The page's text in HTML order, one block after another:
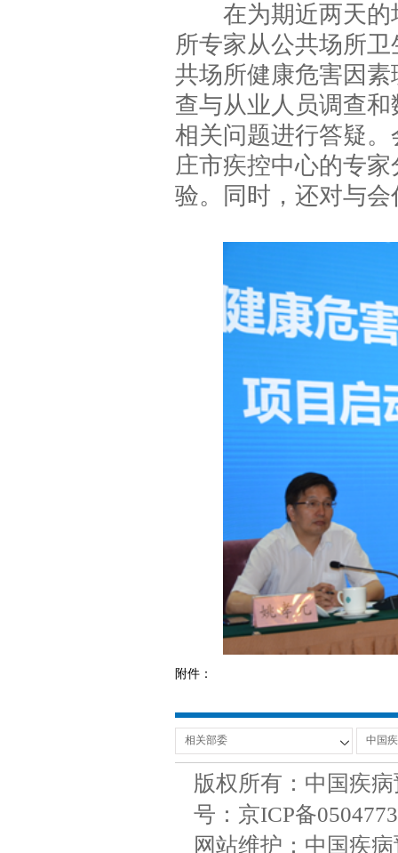
在为期近两天的
所专家从公共场所
共场所健康危害因
查与从业人员调查
相关问题进行答疑
庄市疾控中心的专
验。同时，还对与
附件：
版权所有：中国疾
号：京ICP备
网站维护：中国疾